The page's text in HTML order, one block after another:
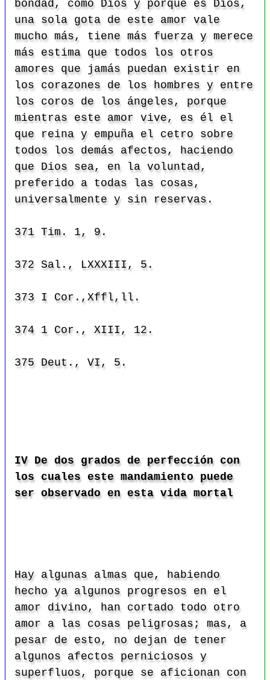
bondad, como Dios y porque es Dios,
una sola gota de este amor vale
mucho más, tiene más fuerza y merece
más estima que todos los otros
amores que jamás puedan existir en
los corazones de los hombres y entre
los coros de los ángeles, porque
mientras este amor vive, es él el
que reina y empuña el cetro sobre
todos los demás afectos, haciendo
que Dios sea, en la voluntad,
preferido a todas las cosas,
universalmente y sin reservas.
371 Tim. 1, 9.
372 Sal., LXXXIII, 5.
373 I Cor.,Xffl,ll.
374 1 Cor., XIII, 12.
375 Deut., VI, 5.
IV De dos grados de perfección con
los cuales este mandamiento puede
ser observado en esta vida mortal
Hay algunas almas que, habiendo
hecho ya algunos progresos en el
amor divino, han cortado todo otro
amor a las cosas peligrosas; mas, a
pesar de esto, no dejan de tener
algunos afectos perniciosos y
superfluos, porque se aficionan con